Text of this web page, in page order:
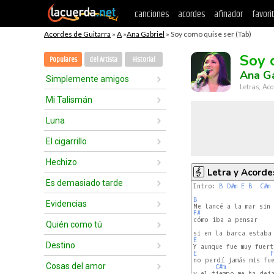
canciones acordes afinador
Acordes de Guitarra » A »Ana Gabriel » Soy como quise ser (Tab)
Populares del Artista Historial
Simplemente amigos
Mi Talismán
Luna
El cigarrillo
Hechizo
Es demasiado tarde
Evidencias
Quién como tú
Destino
Cosas del amor
Soy
Ana
Letras,
Letra y
Intro: B D#m E B C#m
B
F#
E
E
no perdí jamás mis
C#m